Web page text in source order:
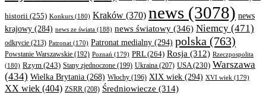
historii (255) Konkurs (180) Kraków (370) news (3078) news
krajowy (284) news ze świata (188) news światowy (346) Niemcy (471)
odkrycie (213) Patronat (170) Patronat medialny (294) polska (763)
Powstanie Warszawskie (192) Poznań (179) PRL(264) Rosja (312) Rzeczpospolita
(180) Rzym (243) Stany zjednoczone (199) Ukraina (207) USA(230) Warszawa
(434) Wielka Brytania (268) Włochy (196) XIX wiek (294) XVI wiek (179)
XX wiek (404) ZSRR (208) Średniowiecze (314)